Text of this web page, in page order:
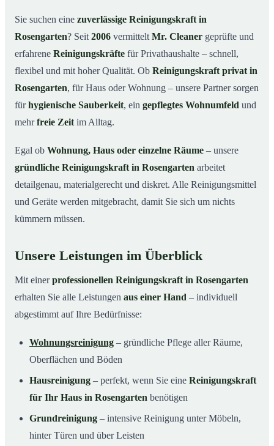
04So läuft die Buchung einer Reinigungskraft ab
05Typische Anlässe für eine Reinigungskraft
Jetzt Reinigungskraft buchen
08So einfach buchen Sie eine Reinigungskraft in
Sie suchen eine zuverlässige Reinigungskraft in
Rosengarten? Seit 2006 vermittelt Mr. Cleaner geprüfte und
erfahrene Reinigungskräfte für Privathaushalte – schnell,
flexibel und mit hoher Qualität. Ob Reinigungskraft privat in
Rosengarten, für Haus oder Wohnung – unsere Partner sorgen
fürhygienische Sauberkeit, ein gepflegtes Wohnumfeld und
mehrfreie Zeit im Alltag.
Egal ob Wohnung, Haus oder einzelne Räume – unsere
gründliche Reinigungskraft in Rosengarten arbeitet
detailgenau, materialgerecht und diskret. Alle Reinigungsmittel
und Geräte werden mitgebracht, damit Sie sich um nichts
kümmern müssen.
Unsere Leistungen im Überblick
Mit einerprofessionellen Reinigungskraft in Rosengarten
erhalten Sie alle Leistungen aus einer Hand – individuell
abgestimmt auf Ihre Bedürfnisse:
Wohnungsreinigung – gründliche Pflege aller Räume,
Oberflächen und Böden
Hausreinigung – perfekt, wenn Sie eine Reinigungskraft
für Ihr Haus in Rosengarten benötigen
Grundreinigung – intensive Reinigung unter Möbeln,
hinter Türen und über Leisten